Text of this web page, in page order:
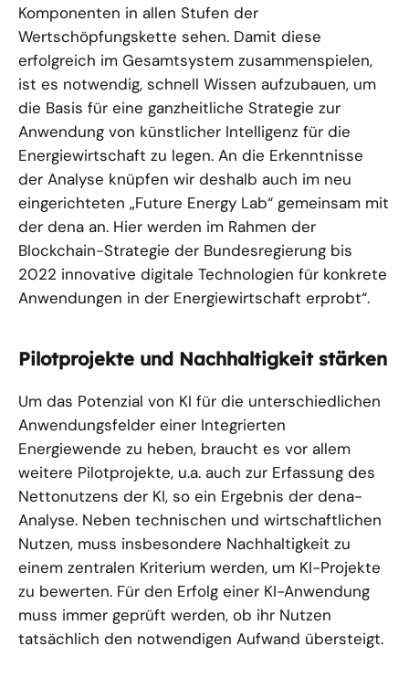
Komponenten in allen Stufen der
Wertschöpfungskette sehen. Damit diese
erfolgreich im Gesamtsystem zusammenspielen,
ist es notwendig, schnell Wissen aufzubauen, um
die Basis für eine ganzheitliche Strategie zur
Anwendung von künstlicher Intelligenz für die
Energiewirtschaft zu legen. An die Erkenntnisse
der Analyse knüpfen wir deshalb auch im neu
eingerichteten „Future Energy Lab“ gemeinsam mit
der dena an. Hier werden im Rahmen der
Blockchain-Strategie der Bundesregierung bis
2022 innovative digitale Technologien für konkrete
Anwendungen in der Energiewirtschaft erprobt“.
Pilotprojekte und Nachhaltigkeit stärken
Um das Potenzial von KI für die unterschiedlichen
Anwendungsfelder einer Integrierten
Energiewende zu heben, braucht es vor allem
weitere Pilotprojekte, u.a. auch zur Erfassung des
Nettonutzens der KI, so ein Ergebnis der dena-
Analyse. Neben technischen und wirtschaftlichen
Nutzen, muss insbesondere Nachhaltigkeit zu
einem zentralen Kriterium werden, um KI-Projekte
zu bewerten. Für den Erfolg einer KI-Anwendung
muss immer geprüft werden, ob ihr Nutzen
tatsächlich den notwendigen Aufwand übersteigt.